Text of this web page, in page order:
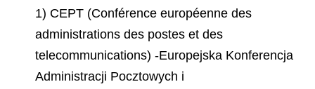
1) CEPT (Conférence européenne des
administrations des postes et des
telecommunications) -Europejska Konferencja
Administracji Pocztowych i